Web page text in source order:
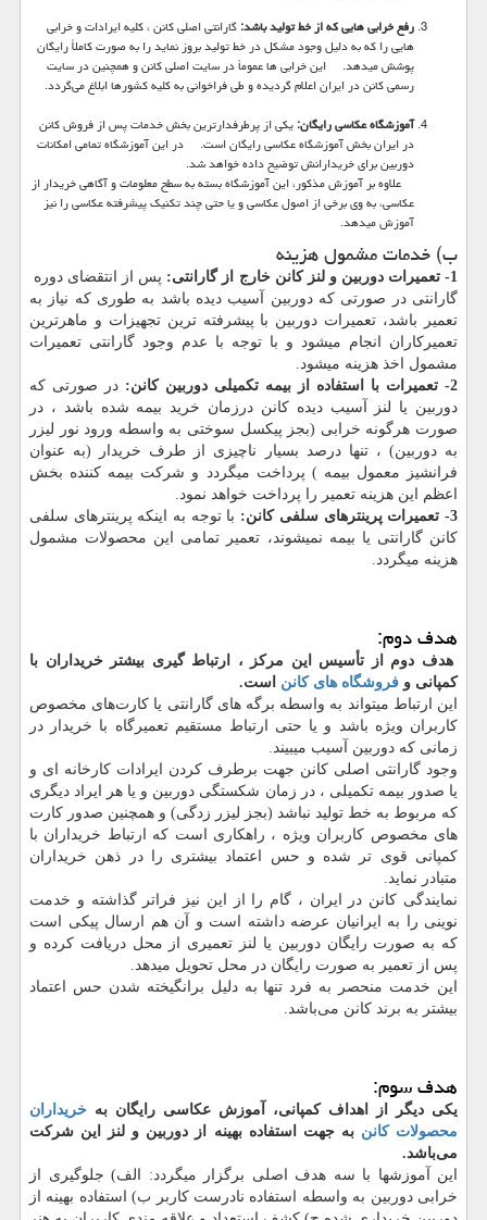
رفع خرابی هایی که از خط تولید باشد:گارانتی اصلی کانن ، کلیه ایرادات و خرابی
هایی را که به دلیل وجود مشکل در خط تولید بروز نماید را به صورت کاملاً رایگان
پوشش میدهد. این خرابی ها عموماً در سایت اصلی کانن و همچنین در سایت
رسمی کانن در ایران اعلام گردیده و طی فراخوانی به کلیه کشورها ابلاغ می‌گردد.
آموزشگاه عکاسی رایگان:یکی از پرطرفدارترین بخش خدمات پس از فروش کانن
در ایران بخش آموزشگاه عکاسی رایگان است. در این آموزشگاه تمامی امکانات
دوربین برای خریدارانش توضیح داده خواهد شد.
علاوه بر آموزش مذکور، این آموزشگاه بسته به سطح معلومات و آگاهی خریدار از
عکاسی، به وی برخی از اصول عکاسی و یا حتی چند تکنیک پیشرفته عکاسی را نیز
آموزش میدهد.
ب) خدمات مشمول هزینه
1- تعمیرات دوربین و لنز کانن خارج از گارانتی:
پس از انتقضای دوره
گارانتی در صورتی که دوربین آسیب دیده باشد به طوری که نیاز به
تعمیر باشد، تعمیرات دوربین با پیشرفته ترین تجهیزات و ماهرترین
تعمیرکاران انجام میشود و با توجه با عدم وجود گارانتی تعمیرات
مشمول اخذ هزینه میشود.
2- تعمیرات با استفاده از بیمه تکمیلی دوربین کانن:
در صورتی که
دوربین یا لنز آسیب دیده کانن درزمان خرید بیمه شده باشد ، در
صورت هرگونه خرابی (بجز پیکسل سوختی به واسطه ورود نور لیزر
به دوربین) ، تنها درصد بسیار ناچیزی از طرف خریدار (به عنوان
فرانشیز معمول بیمه ) پرداخت میگردد و شرکت بیمه کننده بخش
اعظم این هزینه تعمیر را پرداخت خواهد نمود.
3- تعمیرات پرینترهای سلفی کانن:
با توجه به اینکه پرینترهای سلفی
کانن گارانتی یا بیمه نمیشوند، تعمیر تمامی این محصولات مشمول
هزینه میگردد.
هدف دوم:
هدف دوم از تأسیس این مرکز ، ارتباط گیری بیشتر خریداران با
کمپانی و فروشگاه های کانن است.
این ارتباط میتواند به واسطه برگه های گارانتی یا کارت‌های مخصوص
کاربران ویژه باشد و یا حتی ارتباط مستقیم تعمیرگاه با خریدار در
زمانی که دوربین آسیب میبیند.
وجود گارانتی اصلی کانن جهت برطرف کردن ایرادات کارخانه ای و
یا صدور بیمه تکمیلی ، در زمان شکستگی دوربین و یا هر ایراد دیگری
که مربوط به خط تولید نباشد (بجز لیزر زدگی) و همچنین صدور کارت
های مخصوص کاربران ویژه ، راهکاری است که ارتباط خریداران با
کمپانی قوی تر شده و حس اعتماد بیشتری را در ذهن خریداران
متبادر نماید.
نمایندگی کانن در ایران ، گام را از این نیز فراتر گذاشته و خدمت
نوینی را به ایرانیان عرضه داشته است و آن هم ارسال پیکی است
که به صورت رایگان دوربین یا لنز تعمیری از محل دریافت کرده و
پس از تعمیر به صورت رایگان در محل تحویل میدهد.
این خدمت منحصر به فرد تنها به دلیل برانگیخته شدن حس اعتماد
بیشتر به برند کانن می‌باشد.
هدف سوم:
یکی دیگر از اهداف کمپانی، آموزش عکاسی رایگان به خریداران
محصولات کانن به جهت استفاده بهینه از دوربین و لنز این شرکت
می‌باشد.
این آموزشها با سه هدف اصلی برگزار میگردد: الف) جلوگیری از
خرابی دوربین به واسطه استفاده نادرست کاربر ب) استفاده بهینه از